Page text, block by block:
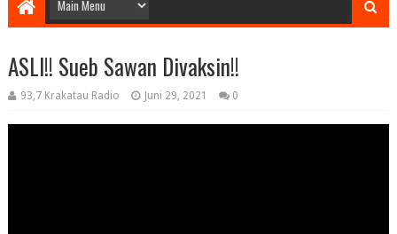
ASLI!! Sueb Sawan Divaksin!!
93,7 Krakatau Radio Juni 29, 2021 0